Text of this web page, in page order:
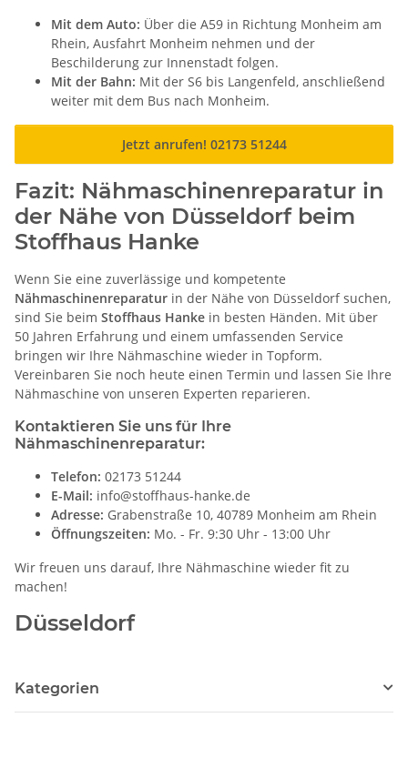
Mit dem Auto: Über die A59 in Richtung Monheim am
Rhein, Ausfahrt Monheim nehmen und der
Beschilderung zur Innenstadt folgen.
Mit der Bahn: Mit der S6 bis Langenfeld, anschließend
weiter mit dem Bus nach Monheim.
Jetzt anrufen! 02173 51244
Fazit: Nähmaschinenreparatur in
der Nähe von Düsseldorf beim
Stoffhaus Hanke
Wenn Sie eine zuverlässige und kompetente
Nähmaschinenreparatur in der Nähe von Düsseldorf suchen,
sind Sie beim Stoffhaus Hanke in besten Händen. Mit über
50 Jahren Erfahrung und einem umfassenden Service
bringen wir Ihre Nähmaschine wieder in Topform.
Vereinbaren Sie noch heute einen Termin und lassen Sie Ihre
Nähmaschine von unseren Experten reparieren.
Kontaktieren Sie uns für Ihre
Nähmaschinenreparatur:
Telefon: 02173 51244
E-Mail: info@stoffhaus-hanke.de
Adresse: Grabenstraße 10, 40789 Monheim am Rhein
Öffnungszeiten: Mo. - Fr. 9:30 Uhr - 13:00 Uhr
Wir freuen uns darauf, Ihre Nähmaschine wieder fit zu
machen!
Düsseldorf
Kategorien